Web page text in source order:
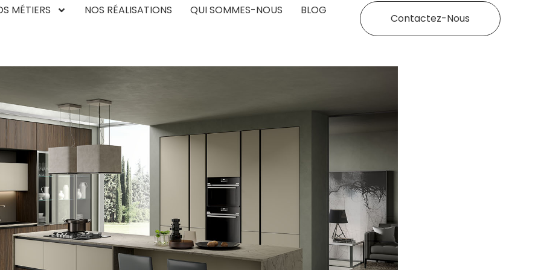
MÉTIERS NOS RÉALISATIONS QUI SOMMES-NOUS BLOG
Contactez-Nous